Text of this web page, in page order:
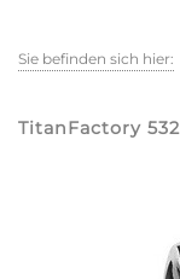
Sie befinden sich hier:
TitanFactory